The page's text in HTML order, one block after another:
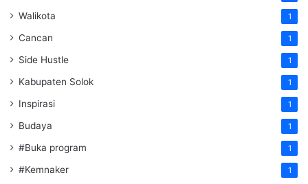
Walikota 1
Cancan 1
Side Hustle 1
Kabupaten Solok 1
Inspirasi 1
Budaya 1
#Buka program 1
#Kemnaker 1